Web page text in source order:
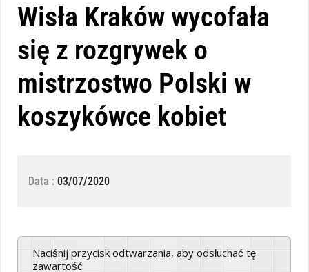
Wisła Kraków wycofała
się z rozgrywek o
mistrzostwo Polski w
koszykówce kobiet
Data : 03/07/2020
Naciśnij przycisk odtwarzania, aby odsłuchać tę
zawartość